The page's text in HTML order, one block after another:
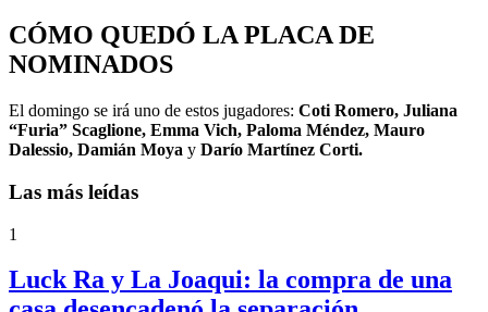
CÓMO QUEDÓ LA PLACA DE
NOMINADOS
El domingo se irá uno de estos jugadores: Coti Romero, Juliana
“Furia” Scaglione, Emma Vich, Paloma Méndez, Mauro
Dalessio, Damián Moya y Darío Martínez Corti.
Las más leídas
1
Luck Ra y La Joaqui: la compra de una